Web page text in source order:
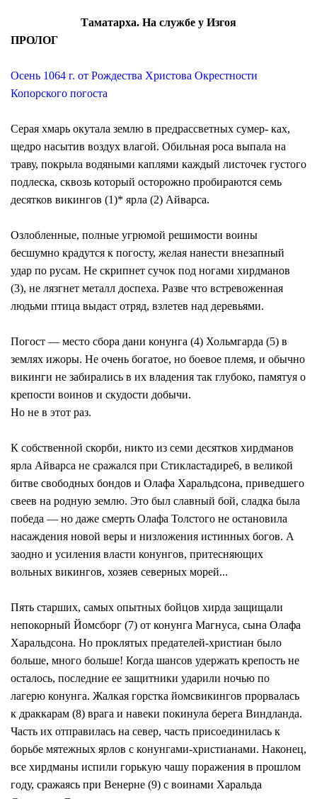
Таматарха. На службе у Изгоя
ПРОЛОГ
Осень 1064 г. от Рождества Христова Окрестности
Копорского погоста
Серая хмарь окутала землю в предрассветных сумер- ках,
щедро насытив воздух влагой. Обильная роса выпала на
траву, покрыла водяными каплями каждый листочек густого
подлеска, сквозь который осторожно пробираются семь
десятков викингов (1)* ярла (2) Айварса.
Озлобленные, полные угрюмой решимости воины
бесшумно крадутся к погосту, желая нанести внезапный
удар по русам. Не скрипнет сучок под ногами хирдманов
(3), не лязгнет металл доспеха. Разве что встревоженная
людьми птица выдаст отряд, взлетев над деревьями.
Погост — место сбора дани конунга (4) Хольмгарда (5) в
землях ижоры. Не очень богатое, но боевое племя, и обычно
викинги не забирались в их владения так глубоко, памятуя о
крепости воинов и скудости добычи.
Но не в этот раз.
К собственной скорби, никто из семи десятков хирдманов
ярла Айварса не сражался при Стикластадире6, в великой
битве свободных бондов и Олафа Харальдсона, приведшего
свеев на родную землю. Это был славный бой, сладка была
победа — но даже смерть Олафа Толстого не остановила
насаждения новой веры и низложения истинных богов. А
заодно и усиления власти конунгов, притесняющих
вольных викингов, хозяев северных морей...
Пять старших, самых опытных бойцов хирда защищали
непокорный Йомсборг (7) от конунга Магнуса, сына Олафа
Харальдсона. Но проклятых предателей-христиан было
больше, много больше! Когда шансов удержать крепость не
осталось, последние ее защитники ударили ночью по
лагерю конунга. Жалкая горстка йомсвикингов прорвалась
к драккарам (8) врага и навеки покинула берега Виндланда.
Часть их отправилась на север, часть присоединилась к
борьбе мятежных ярлов с конунгами-христианами. Наконец,
все хирдманы испили горькую чашу поражения в прошлом
году, сражаясь при Венерне (9) с воинами Харальда